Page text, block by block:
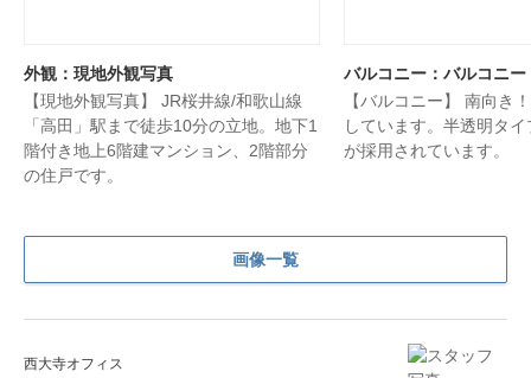
外観：現地外観写真
【現地外観写真】 JR桜井線/和歌山線
「高田」駅まで徒歩10分の立地。地下1
階付き地上6階建マンション、2階部分
の住戸です。
バルコニー：バルコニー
【バルコニー】 南向き
しています。半透明タ
が採用されています。
画像一覧
西大寺オフィス